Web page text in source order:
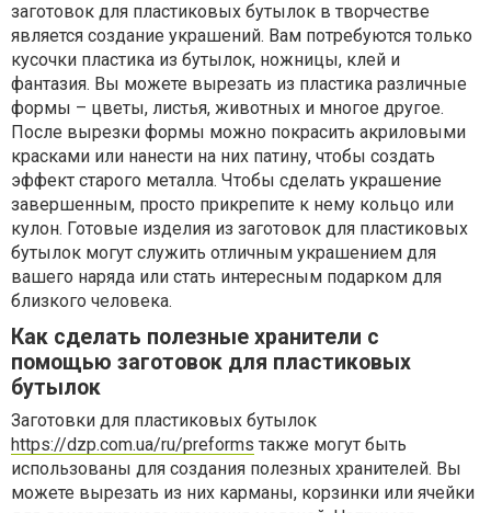
заготовок для пластиковых бутылок в творчестве
является создание украшений. Вам потребуются только
кусочки пластика из бутылок, ножницы, клей и
фантазия. Вы можете вырезать из пластика различные
формы – цветы, листья, животных и многое другое.
После вырезки формы можно покрасить акриловыми
красками или нанести на них патину, чтобы создать
эффект старого металла. Чтобы сделать украшение
завершенным, просто прикрепите к нему кольцо или
кулон. Готовые изделия из заготовок для пластиковых
бутылок могут служить отличным украшением для
вашего наряда или стать интересным подарком для
близкого человека.
Как сделать полезные хранители с
помощью заготовок для пластиковых
бутылок
Заготовки для пластиковых бутылок
https://dzp.com.ua/ru/preforms также могут быть
использованы для создания полезных хранителей. Вы
можете вырезать из них карманы, корзинки или ячейки